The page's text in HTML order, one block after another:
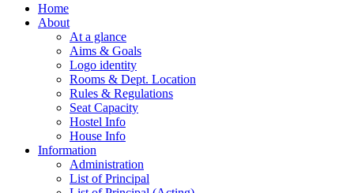
Home
About
At a glance
Aims & Goals
Logo identity
Rooms & Dept. Location
Rules & Regulations
Seat Capacity
Hostel Info
House Info
Information
Administration
List of Principal